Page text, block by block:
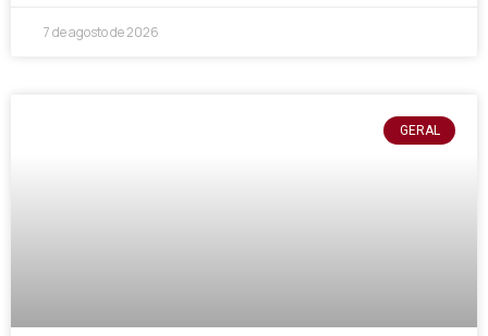
7 de agosto de 2026
GERAL